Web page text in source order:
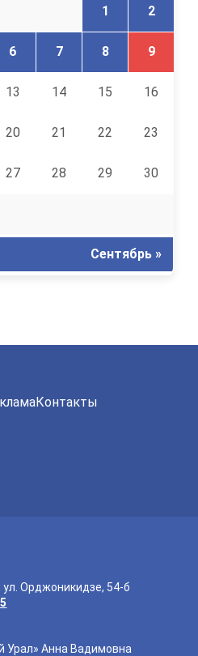
1 2
6 7 8 9
13 14 15 16
20 21 22 23
27 28 29 30
Сентябрь »
Контакты
ул. Орджоникидзе, 54-б
Урал» Анна Вадимовна